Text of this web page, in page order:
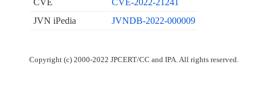
CVE
CVE-2022-21241
JVN iPedia
JVNDB-2022-000009
Copyright (c) 2000-2022 JPCERT/CC and IPA. All rights reserved.